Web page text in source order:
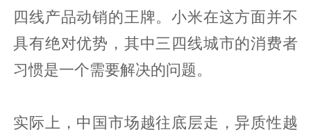
四线产品动销的王牌。小米在这方面并不
具有绝对优势，其中三四线城市的消费者
习惯是一个需要解决的问题。
实际上，中国市场越往底层走，异质性越